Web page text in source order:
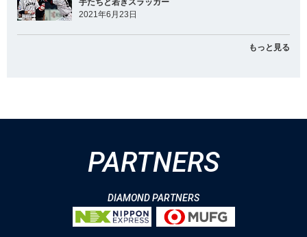
手たちと若きスラッガー
2021年6月23日
もっと見る
PARTNERS
DIAMOND PARTNERS